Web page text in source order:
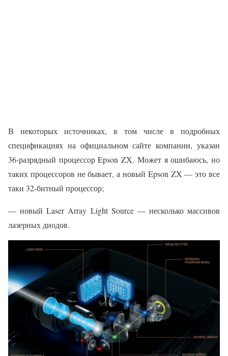
В некоторых источниках, в том числе в подробных
спецификациях на официальном сайте компании, указан
36-разрядный процессор Epson ZX. Может я ошибаюсь, но
таких процессоров не бывает, а новый Epson ZX — это все
таки 32-битный процессор;
— новый Laser Array Light Source — несколько массивов
лазерных диодов.